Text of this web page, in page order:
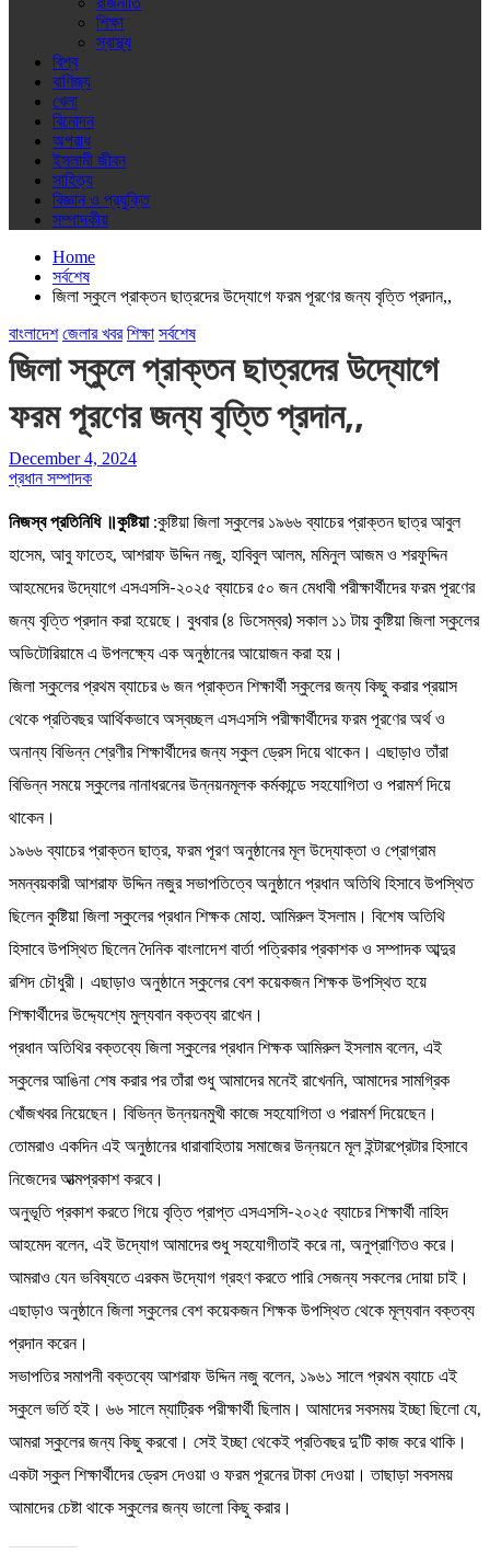
শিক্ষা
স্বাস্থ্য
বিশ্ব
বাণিজ্য
খেলা
বিনোদন
অপরাধ
ইসলামী জীবন
সাহিত্য
বিজ্ঞান ও প্রযুক্তি
সম্পাদকীয়
Home
সর্বশেষ
জিলা স্কুলে প্রাক্তন ছাত্রদের উদ্যোগে ফরম পূরণের জন্য বৃত্তি প্রদান,,
বাংলাদেশ জেলার খবর শিক্ষা সর্বশেষ
জিলা স্কুলে প্রাক্তন ছাত্রদের উদ্যোগে
ফরম পূরণের জন্য বৃত্তি প্রদান,,
December 4, 2024
প্রধান সম্পাদক
নিজস্ব প্রতিনিধি ॥কুষ্টিয়া :কুষ্টিয়া জিলা স্কুলের ১৯৬৬ ব্যাচের প্রাক্তন ছাত্র আবুল
হাসেম, আবু ফাতেহ, আশরাফ উদ্দিন নজু, হাবিবুল আলম, মমিনুল আজম ও শরফুদ্দিন
আহমেদের উদ্যোগে এসএসসি-২০২৫ ব্যাচের ৫০ জন মেধাবী পরীক্ষার্থীদের ফরম পূরণের
জন্য বৃত্তি প্রদান করা হয়েছে। বুধবার (৪ ডিসেম্বর) সকাল ১১ টায় কুষ্টিয়া জিলা স্কুলের
অডিটোরিয়ামে এ উপলক্ষ্যে এক অনুষ্ঠানের আয়োজন করা হয়।
জিলা স্কুলের প্রথম ব্যাচের ৬ জন প্রাক্তন শিক্ষার্থী স্কুলের জন্য কিছু করার প্রয়াস
থেকে প্রতিবছর আর্থিকভাবে অস্বচ্ছল এসএসসি পরীক্ষার্থীদের ফরম পূরণের অর্থ ও
অনান্য বিভিন্ন শ্রেণীর শিক্ষার্থীদের জন্য স্কুল ড্রেস দিয়ে থাকেন। এছাড়াও তাঁরা
বিভিন্ন সময়ে স্কুলের নানাধরনের উন্নয়নমূলক কর্মকান্ডে সহযোগিতা ও পরামর্শ দিয়ে
থাকেন।
১৯৬৬ ব্যাচের প্রাক্তন ছাত্র, ফরম পূরণ অনুষ্ঠানের মূল উদ্যোক্তা ও প্রোগ্রাম
সমন্বয়কারী আশরাফ উদ্দিন নজুর সভাপতিত্বে অনুষ্ঠানে প্রধান অতিথি হিসাবে উপস্থিত
ছিলেন কুষ্টিয়া জিলা স্কুলের প্রধান শিক্ষক মোহা. আমিরুল ইসলাম। বিশেষ অতিথি
হিসাবে উপস্থিত ছিলেন দৈনিক বাংলাদেশ বার্তা পত্রিকার প্রকাশক ও সম্পাদক আব্দুর
রশিদ চৌধুরী। এছাড়াও অনুষ্ঠানে স্কুলের বেশ কয়েকজন শিক্ষক উপস্থিত হয়ে
শিক্ষার্থীদের উদ্দ্যেশ্যে মুল্যবান বক্তব্য রাখেন।
প্রধান অতিথির বক্তব্যে জিলা স্কুলের প্রধান শিক্ষক আমিরুল ইসলাম বলেন, এই
স্কুলের আঙিনা শেষ করার পর তাঁরা শুধু আমাদের মনেই রাখেননি, আমাদের সামগ্রিক
খোঁজখবর নিয়েছেন। বিভিন্ন উন্নয়নমুখী কাজে সহযোগিতা ও পরামর্শ দিয়েছেন।
তোমরাও একদিন এই অনুষ্ঠানের ধারাবাহিতায় সমাজের উন্নয়নে মূল ইন্টারপ্রেটার হিসাবে
নিজেদের আত্মপ্রকাশ করবে।
অনুভূতি প্রকাশ করতে গিয়ে বৃত্তি প্রাপ্ত এসএসসি-২০২৫ ব্যাচের শিক্ষার্থী নাহিদ
আহমেদ বলেন, এই উদ্যোগ আমাদের শুধু সহযোগীতাই করে না, অনুপ্রাণিতও করে।
আমরাও যেন ভবিষ্যতে এরকম উদ্যোগ গ্রহণ করতে পারি সেজন্য সকলের দোয়া চাই।
এছাড়াও অনুষ্ঠানে জিলা স্কুলের বেশ কয়েকজন শিক্ষক উপস্থিত থেকে মূল্যবান বক্তব্য
প্রদান করেন।
সভাপতির সমাপনী বক্তব্যে আশরাফ উদ্দিন নজু বলেন, ১৯৬১ সালে প্রথম ব্যাচে এই
স্কুলে ভর্তি হই। ৬৬ সালে ম্যাট্রিক পরীক্ষার্থী ছিলাম। আমাদের সবসময় ইচ্ছা ছিলো যে,
আমরা স্কুলের জন্য কিছু করবো। সেই ইচ্ছা থেকেই প্রতিবছর দু’টি কাজ করে থাকি।
একটা স্কুল শিক্ষার্থীদের ড্রেস দেওয়া ও ফরম পূরনের টাকা দেওয়া। তাছাড়া সবসময়
আমাদের চেষ্টা থাকে স্কুলের জন্য ভালো কিছু করার।